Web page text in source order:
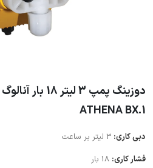
دوزینگ پمپ 3
ATHENA BX.1
دبی کاری:
فشار کاری: